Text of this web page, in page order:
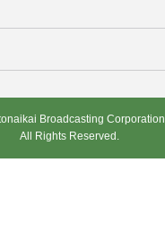
Broadcasting Corporation
All Rights Reserved.